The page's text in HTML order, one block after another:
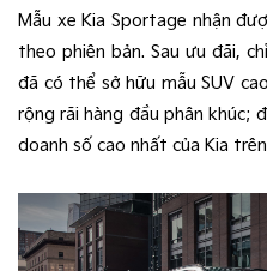
Mẫu xe Kia Sportage nhận
theo phiên bản. Sau ưu đãi,
đã có thể sở hữu mẫu SUV
rộng rãi hàng đầu phân khúc;
doanh số cao nhất của Kia